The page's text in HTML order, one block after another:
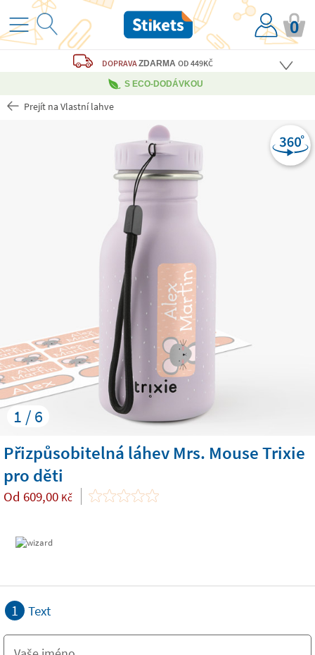
0
DOPRAVAZDARMAOD 449KČ
S ECO-DODÁVKOU
Prejít na Vlastní lahve
1 / 6
Přizpůsobitelná láhev Mrs. Mouse Trixie
pro děti
Od 609,00 Kč
1 Text